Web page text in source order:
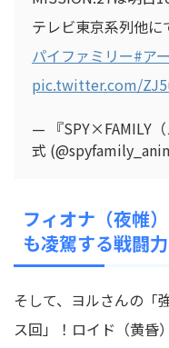
テレビ東京系列他に
パイファミリー#ア
pic.twitter.com/
— 『SPY×FAMILY
式
フィオナ（夜帷
も凌駕する戦闘力
そして、ヨルさんの「
ス回」！ロイド（黄昏